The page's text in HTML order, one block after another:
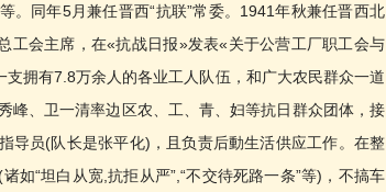
。同年5月兼任晋西“抗联”常委。1941年秋兼任晋西北
工会主席，在«抗战日报»发表«关于公营工厂职工会与
拥有7.8万余人的各业工人队伍，和广大农民群众一道
峰、卫一清率边区农、工、青、妇等抗日群众团体，接
导员(队长是张平化)，且负责后動生活供应工作。在整
如“坦白从宽,抗拒从严”,“不交待死路一条”等)，不搞车